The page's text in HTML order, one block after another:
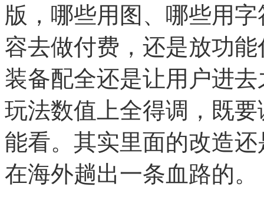
版，哪些用图、哪些用
容去做付费，还是放功
装备配全还是让用户进
玩法数值上全得调，既
能看。 其实里面的改造
在海外趟出一条血路的。